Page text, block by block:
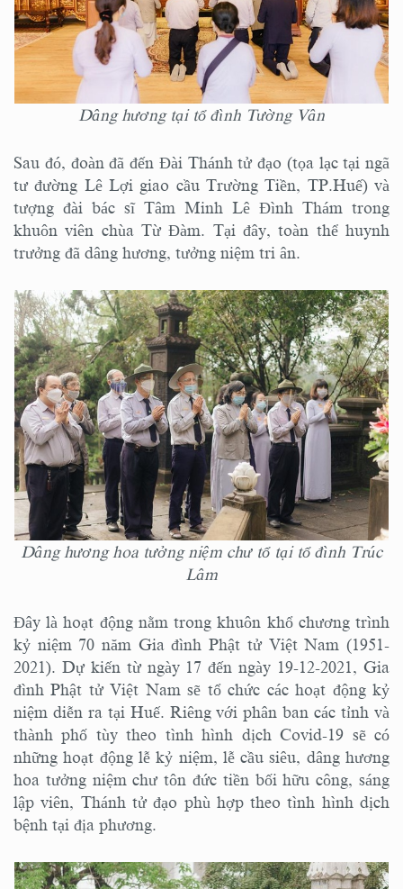
Dâng hương tại tổ đình Tường Vân
Sau đó, đoàn đã đến Đài Thánh tử đạo (tọa lạc tại ngã
tư đường Lê Lợi giao cầu Trường Tiền, TP.Huế) và
tượng đài bác sĩ Tâm Minh Lê Đình Thám trong
khuôn viên chùa Từ Đàm. Tại đây, toàn thể huynh
trưởng đã dâng hương, tưởng niệm tri ân.
Dâng hương hoa tưởng niệm chư tổ tại tổ đình Trúc
Lâm
Đây là hoạt động nằm trong khuôn khổ chương trình
kỷ niệm 70 năm Gia đình Phật tử Việt Nam (1951-
2021). Dự kiến từ ngày 17 đến ngày 19-12-2021, Gia
đình Phật tử Việt Nam sẽ tổ chức các hoạt động kỷ
niệm diễn ra tại Huế. Riêng với phân ban các tỉnh và
thành phố tùy theo tình hình dịch Covid-19 sẽ có
những hoạt động lễ kỷ niệm, lễ cầu siêu, dâng hương
hoa tưởng niệm chư tôn đức tiền bối hữu công, sáng
lập viên, Thánh tử đạo phù hợp theo tình hình dịch
bệnh tại địa phương.